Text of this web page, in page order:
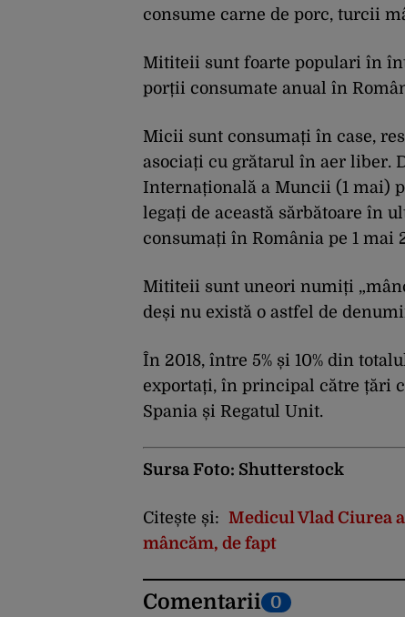
consume carne de porc, turcii
Mititeii sunt foarte populari în
porții consumate anual în
Micii sunt consumați în case,
asociați cu grătarul în aer liber.
Internațională a Muncii (1 mai)
legați de această sărbătoare în
consumați în România pe 1 mai
Mititeii sunt uneori numiți
deși nu există o astfel de
În 2018, între 5% și 10% din
exportați, în principal către țări
Spania și Regatul Unit.
Sursa Foto: Shutterstock
Citește și: Medicul Vlad Ciurea
mâncăm, de fapt
Comentarii 0